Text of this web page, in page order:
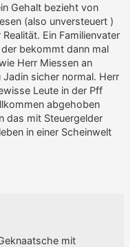
Gehalt bezieht von
(also unversteuert )
Ein Familienvater
bekommt dann mal
Herr Miessen an
Jadin sicher normal. Herr
Leute in der Pff
abgehoben
das mit Steuergelder
in einer Scheinwelt
mit